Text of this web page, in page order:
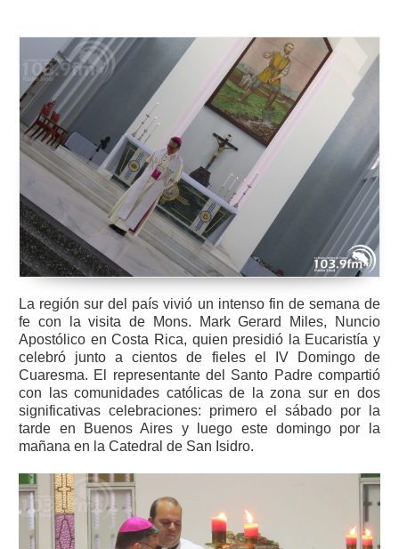
La región sur del país vivió un intenso fin de semana de
fe con la visita de Mons. Mark Gerard Miles, Nuncio
Apostólico en Costa Rica, quien presidió la Eucaristía y
celebró junto a cientos de fieles el IV Domingo de
Cuaresma. El representante del Santo Padre compartió
con las comunidades católicas de la zona sur en dos
significativas celebraciones: primero el sábado por la
tarde en Buenos Aires y luego este domingo por la
mañana en la Catedral de San Isidro.